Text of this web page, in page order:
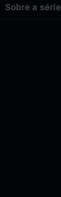
Sobre a série